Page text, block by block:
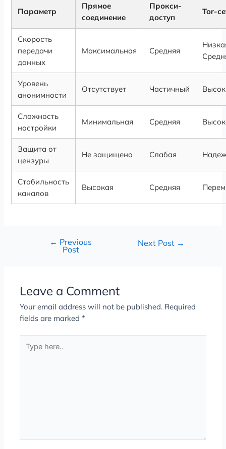
Параметр
Прямое
соединение
Прокси-
доступ
Tor-
Скорость
передачи
данных
Максимальная Средняя
Уровень
анонимности
Отсутствует Частичный
Сложность
настройки
Минимальная Средняя
Защита от
цензуры
Не защищено Слабая
Стабильность
каналов
Высокая Средняя
← Previous
Post
Next Post →
Leave a Comment
Your email address will not be published. Required
fields are marked*
here..